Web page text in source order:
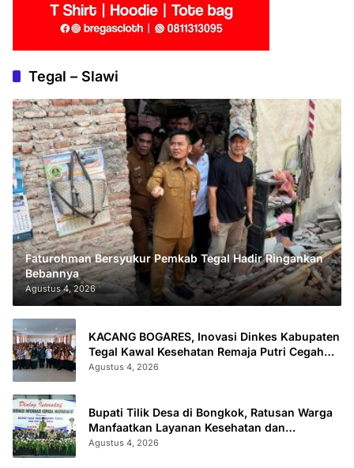
Tegal – Slawi
Faturohman Bersyukur Pemkab Tegal Hadir Ringankan
Bebannya
Agustus 4, 2026
KACANG BOGARES, Inovasi Dinkes Kabupaten
Tegal Kawal Kesehatan Remaja Putri Cegah
Stunting
Agustus 4, 2026
Bupati Tilik Desa di Bongkok, Ratusan Warga
Manfaatkan Layanan Kesehatan dan
Administrasi
Agustus 4, 2026